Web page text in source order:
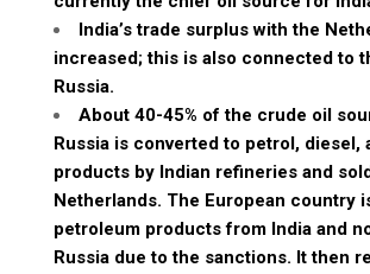
India’s trade surplus with the
increased; this is also connected to
Russia.
About 40-45% of the crude oil
Russia is converted to petrol, diesel,
products by Indian refineries and
Netherlands. The European country
petroleum products from India and
Russia due to the sanctions. It then